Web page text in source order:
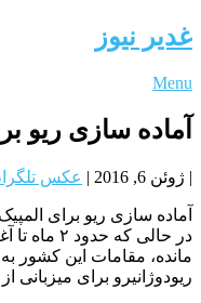
غدیر نیوز
Menu
آماده سازی ریو
| ژوئن 6, 2016 | عکس
آماده سازی ریو برای
در حالی
مانده، مقامات این کشور
ریودوژانیرو برای میزبانی